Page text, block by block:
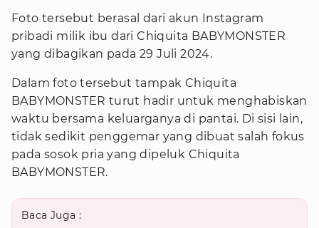
Foto tersebut berasal dari akun Instagram
pribadi milik ibu dari Chiquita BABYMONSTER
yang dibagikan pada 29 Juli 2024.
Dalam foto tersebut tampak Chiquita
BABYMONSTER turut hadir untuk menghabiskan
waktu bersama keluarganya di pantai. Di sisi lain,
tidak sedikit penggemar yang dibuat salah fokus
pada sosok pria yang dipeluk Chiquita
BABYMONSTER.
Baca Juga :